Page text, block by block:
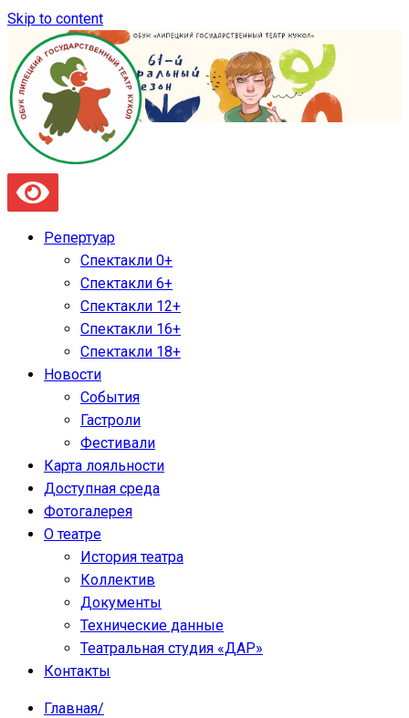
Skip to content
Репертуар
Спектакли 0+
Спектакли 6+
Спектакли 12+
Спектакли 16+
Спектакли 18+
Новости
События
Гастроли
Фестивали
Карта лояльности
Доступная среда
Фотогалерея
О театре
История театра
Коллектив
Документы
Технические данные
Театральная студия «ДАР»
Контакты
Главная/